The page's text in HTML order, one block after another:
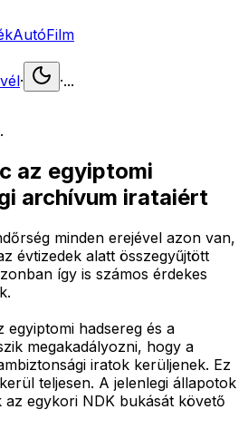
AutóFilm
· ·...
az egyiptomi
archívum irataiért
minden erejével azon van,
évtizedek alatt összegyűjtött
így is számos érdekes
egyiptomi hadsereg és a
megakadályozni, hogy a
iratok kerüljenek. Ez
teljesen. A jelenlegi állapotok
az egykori NDK bukását követő